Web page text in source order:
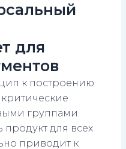
для
к построению
группами.
для всех
приводит к